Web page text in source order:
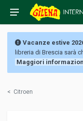
Vacanze estive
libreria di Brescia sarà
Maggiori
< Citroen